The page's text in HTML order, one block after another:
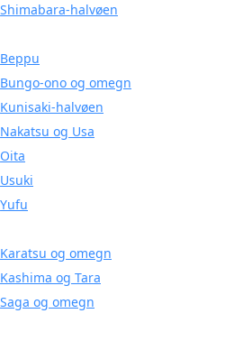
Shimabara-halvøen
Beppu
Bungo-ono og omegn
Kunisaki-halvøen
Nakatsu og Usa
Oita
Usuki
Yufu
Karatsu og omegn
Kashima og Tara
Saga og omegn